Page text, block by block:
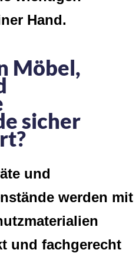
Hand.
Möbel,
sicher
und
werden mit
und fachgerecht